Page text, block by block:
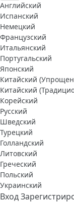
Английский
Испанский
Немецкий
Французский
Итальянский
Португальский
Японский
Китайский
Китайский
Корейский
Русский
Шведский
Турецкий
Голландский
Литовский
Греческий
Польский
Украинский
Вход